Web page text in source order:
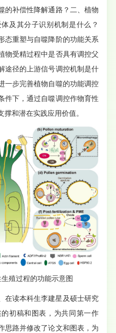
的补偿性降解通路？二、植物
及其分子识别机制是什么？
态重塑与自噬降阶的功能关系
物受精过程中是否具有调控父
途径的上游信号调控机制是什
一步完善植物自噬的功能调控
件下，通过自噬调控作物育性
撑和潜在实践应用价值。
殖过程的功能示意图
在读本科生李建星及硕士研究
初稿和图表，为共同第一作
思路并修改了论文和图表，为